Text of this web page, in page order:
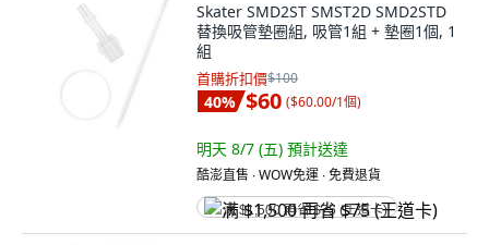
Skater SMD2ST SMST2D SMD2STD
替換吸管墊圈組, 吸管1組 + 墊圈1個, 1
組
首購折扣價$100
40% $60 ($60.00/1個)
明天 8/7 (五) 預計送達
酷澎直售 ∙ WOW免運 ∙ 免費退貨
满 $1,500 再省 $75 (王道卡)